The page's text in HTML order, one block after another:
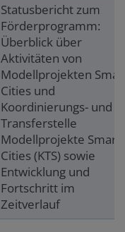
Statusbericht zum
Förderprogramm:
Überblick über
Aktivitäten von
Modellprojekten
Cities und
Koordinierungs- und
Transferstelle
Modellprojekte Smart
Cities (KTS) sowie
Entwicklung und
Fortschritt im
Zeitverlauf